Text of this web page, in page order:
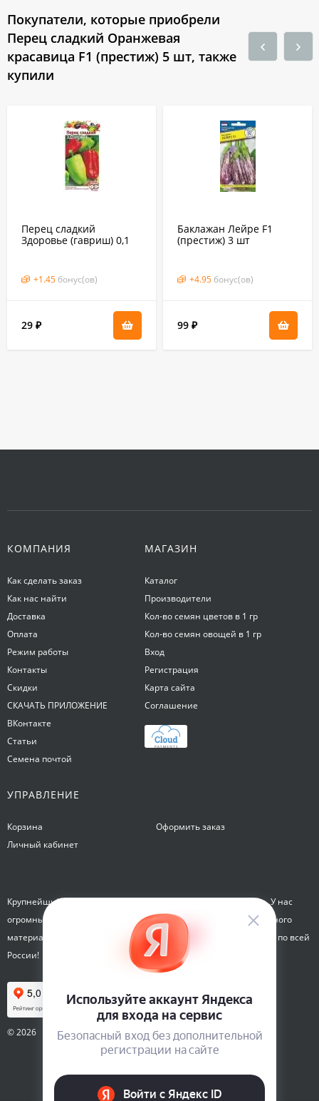
Покупатели, которые приобрели
Перец сладкий Оранжевая
красавица F1 (престиж) 5 шт, также
купили
Перец сладкий
Здоровье (гавриш) 0,1
+1.45 бонус(ов)
29 ₽
Баклажан Лейре F1
(престиж) 3 шт
+4.95 бонус(ов)
99 ₽
КОМПАНИЯ
Как сделать заказ
Как нас найти
Доставка
Оплата
Режим работы
Контакты
Скидки
СКАЧАТЬ ПРИЛОЖЕНИЕ
ВКонтакте
Статьи
Семена почтой
МАГАЗИН
Каталог
Производители
Кол-во семян цветов в 1 гр
Кол-во семян овощей в 1 гр
Вход
Регистрация
Карта сайта
Соглашение
УПРАВЛЕНИЕ
Корзина
Личный кабинет
Оформить заказ
Крупнейший интернет-магазин семян Семена на Яблочкова. У нас
огромный каталог семян, растений, луковиц цветов и посадочного
материала. Здесь вы можете купить семена почтой и курьером по всей
России!
© 2026